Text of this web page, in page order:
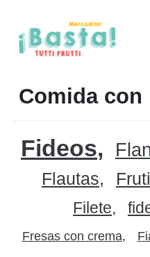
Comida con
Fideos
Flautas
Filete
Fresas con crema